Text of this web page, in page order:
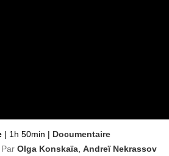
| 1h 50min | Documentaire
Par Olga Konskaïa Andreï Nekrassov